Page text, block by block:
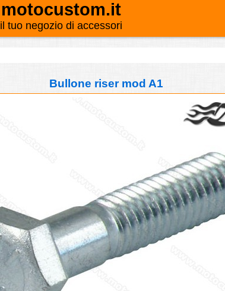
motocustom.it
il tuo negozio di accessori
Bullone riser mod A1